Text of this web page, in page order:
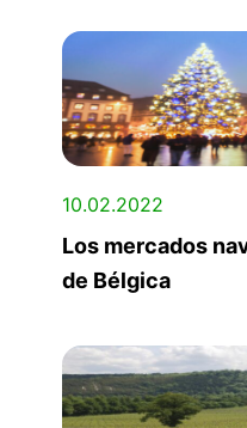
10.02.2022
Los mercados
de Bélgica